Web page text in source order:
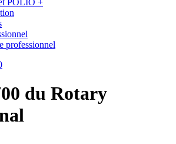
professionnel
du Rotary